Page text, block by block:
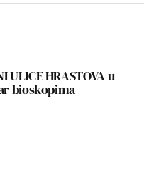
ULICE HRASTOVA u
bioskopima